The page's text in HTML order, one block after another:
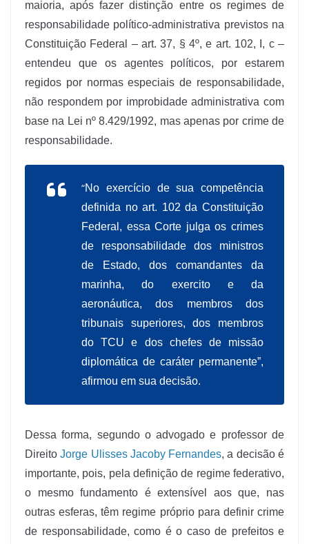
maioria, após fazer distinção entre os regimes de
responsabilidade político-administrativa previstos na
Constituição Federal – art. 37, § 4º, e art. 102, I, c –
entendeu que os agentes políticos, por estarem
regidos por normas especiais de responsabilidade,
não respondem por improbidade administrativa com
base na Lei nº 8.429/1992, mas apenas por crime de
responsabilidade.
“No exercício de sua competência
definida no art. 102 da Constituição
Federal, essa Corte julga os crimes
de responsabilidade dos ministros
de Estado, dos comandantes da
marinha, do exercito e da
aeronáutica, dos membros dos
tribunais superiores, dos membros
do TCU e dos chefes de missão
diplomática de caráter permanente”,
afirmou em sua decisão.
Dessa forma, segundo o advogado e professor de
DireitoJorge Ulisses Jacoby Fernandes, a decisão é
importante, pois, pela definição de regime federativo,
o mesmo fundamento é extensível aos que, nas
outras esferas, têm regime próprio para definir crime
de responsabilidade, como é o caso de prefeitos e